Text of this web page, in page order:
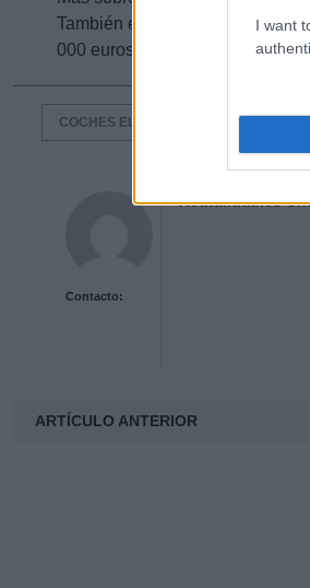
I want
También en automocionblog:
000 euros en toda Europa
COCHES ELÉCTRICOS
Contacto:
Acutalidad.es
ARTÍCULO ANTERIOR